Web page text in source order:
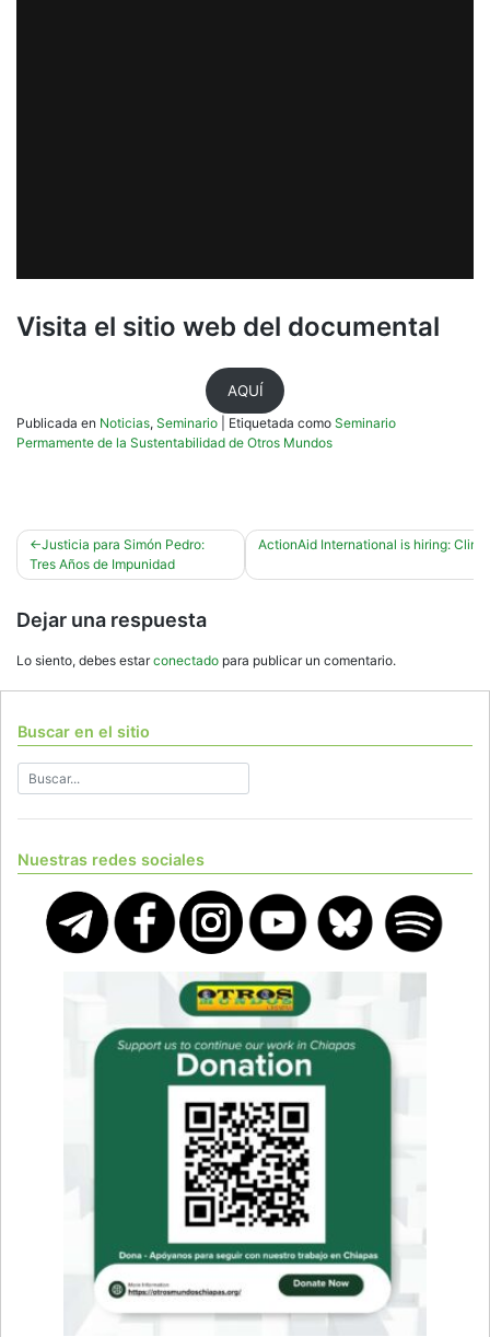
Visita el sitio web del documental
AQUÍ
Publicada en Noticias, Seminario Etiquetada como Seminario
Permamente de la Sustentabilidad de Otros Mundos
Navegación
de
entradas
Justicia para Simón Pedro:
Tres Años de Impunidad
ActionAid International is hiring:
Dejar una respuesta
Lo siento, debes estarconectado para publicar un comentario.
Buscar en el sitio
Nuestras redes sociales